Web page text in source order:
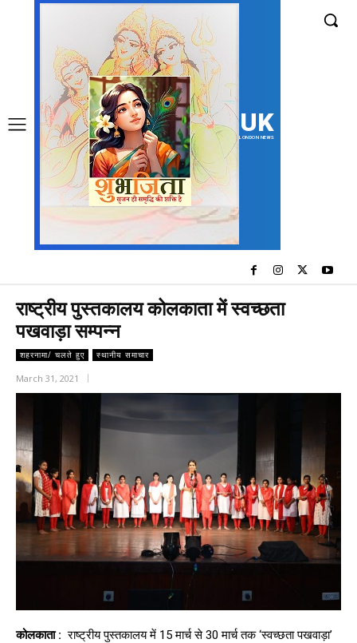
UK
LONDON NEWS
राष्ट्रीय पुस्तकालय कोलकाता में स्वच्छता
पखवाड़ा सम्पन्न
शहरनामा/ चलते हुए स्थानीय समाचार
March 31, 2021
कोलकाता :राष्ट्रीय पुस्तकालय में 15 मार्च से 30 मार्च तक ‘स्वच्छता पखवाड़ा’